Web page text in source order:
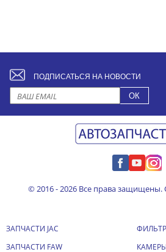
ПОДПИСАТЬСЯ НА НОВОСТИ
© 2016 - 2026 Все права защищены.
ЗАПЧАСТИ JAC
ЗАПЧАСТИ FAW